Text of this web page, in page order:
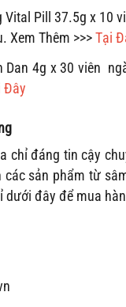
Vital Pill 37.5g x 10
Xem Thêm >>>Tại
Dan 4g x 30 viên
Đây
chỉ đáng tin cậy
sản phẩm từ
dưới đây để mua